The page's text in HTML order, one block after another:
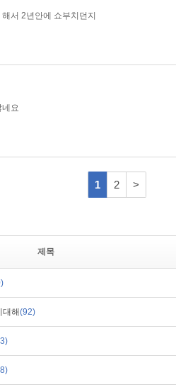
제목
대해(92)